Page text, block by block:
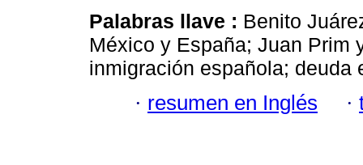
Palabras llave : Benito
México y España; Juan Prim
inmigración española; deuda
· resumen en Inglés ·